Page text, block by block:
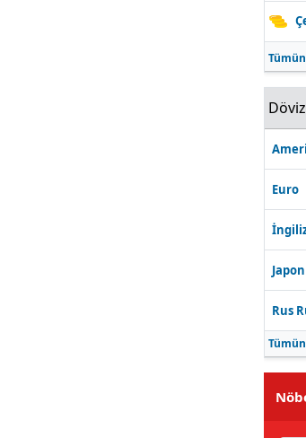
Döviz
Euro
Rus